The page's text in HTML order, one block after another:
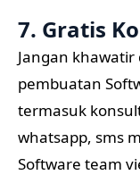
7. Gratis
Jangan
pembuatan
termasuk
whatsapp, sms
Software team